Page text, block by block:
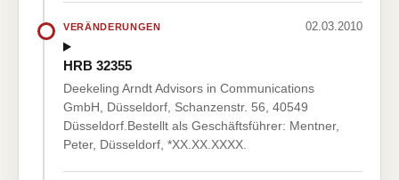
VERÄNDERUNGEN 02.03.2010
HRB 32355
Deekeling Arndt Advisors in Communications
GmbH, Düsseldorf, Schanzenstr. 56, 40549
Düsseldorf.Bestellt als Geschäftsführer: Mentner,
Peter, Düsseldorf, *XX.XX.XXXX.